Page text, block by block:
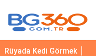
YEMEK
TARİFLERİ
Rüyada Kedi Görmek